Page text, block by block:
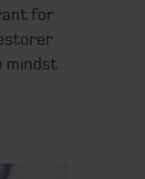
for
mindst